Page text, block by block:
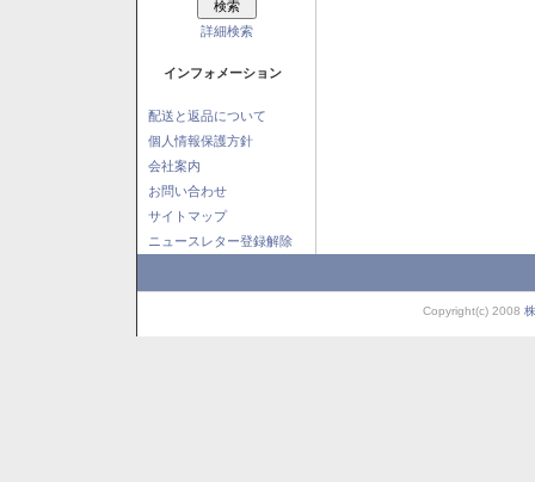
詳細検索
インフォメーション
配送と返品について
個人情報保護方針
会社案内
お問い合わせ
サイトマップ
ニュースレター登録解除
Copyright(c) 2008